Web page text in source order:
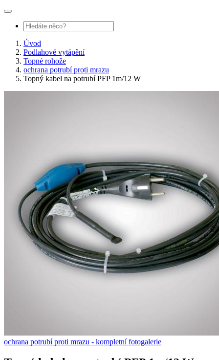
Úvod
Podlahové vytápění
Topné rohože
ochrana potrubí proti mrazu
Topný kabel na potrubí PFP 1m/12 W
ochrana potrubí proti mrazu - kompletní fotogalerie